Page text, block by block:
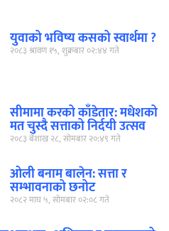
युवाको भविष्य कसको स्वार्थमा ?
२०८३ श्रावण १५, शुक्रबार ०२:४४ गते
सीमामा करको काँडेतार: मधेशको
मत चुस्दै सत्ताको निर्दयी उत्सव
२०८३ बैशाख २८, सोमबार २०:४९ गते
ओली बनाम बालेन: सत्ता र
सम्भावनाको छनोट
२०८२ माघ ५, सोमबार ०२:०८ गते